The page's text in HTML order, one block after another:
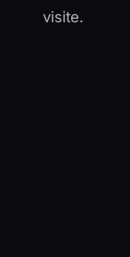
visite.